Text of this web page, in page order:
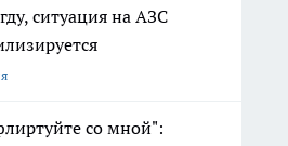
ситуация на АЗС
со мной":